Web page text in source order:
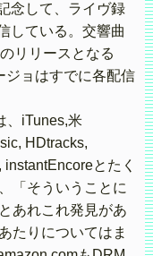
念して、ライヴ録
している。交響曲
リリースとなる
ジョはすでに各配信
、iTunes,米
HDtracks,
とたく
「そういうことに
あれこれ発見があ
たりについてはま